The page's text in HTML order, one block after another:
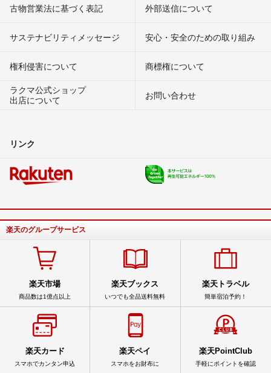
古物営業法に基づく表記 外部送信について
サステナビリティメッセージ 安心・安全のための取り組み
権利侵害について
商標権について
ラクマ公式ショップ
出店について
お問い合わせ
リンク
楽天のグループサービス
楽天市場
商品数は1億点以上
楽天ブックス
いつでも全品送料無料
楽天トラベル
簡単宿泊予約！
楽天カード
スマホでカンタン申込
楽天ペイ
スマホをお財布に
楽天PointClub
手軽にポイントを確認